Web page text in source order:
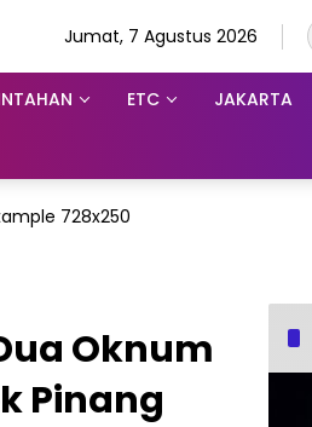
Jumat, 7 Agustus 2026
ETC JAKARTA
Oknum
Pinang